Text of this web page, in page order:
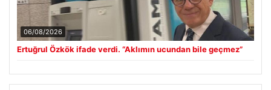
06/08/2026
Ertuğrul Özkök ifade verdi. “Aklımın ucundan bile geçmez”